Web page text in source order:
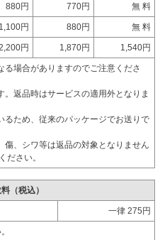
880円 770円 無 料
1,100円 880円 無 料
円 1,870円 1,540円
場合がありますのでご注意くださ
返品時はサービスの適用外となりま
ため、従来のパッケージでお送りで
傷、シワ等は返品の対象となりません
ださい。
（税込）
一律 275円